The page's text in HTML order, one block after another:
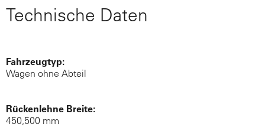
Technische Daten
Fahrzeugtyp:
Wagen ohne Abteil
Rückenlehne Breite:
450,500 mm